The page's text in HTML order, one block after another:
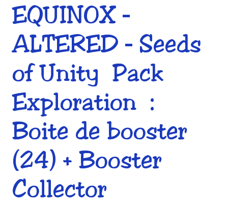
EQUINOX –
ALTERED – Seeds
of Unity « Pack
Exploration » :
Boite de booster
(24) + Booster
Collector